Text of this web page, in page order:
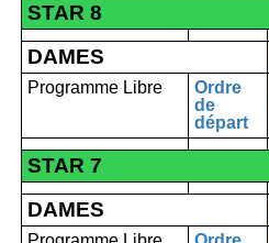
STAR 8
DAMES
Programme Libre
Ordre
de
départ
STAR 7
DAMES